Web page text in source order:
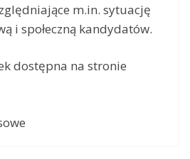
m.in. sytuację
i społeczną kandydatów.
dostępna na stronie